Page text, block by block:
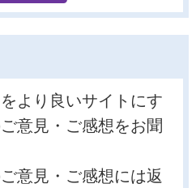
より良いサイトにす
意見・ご感想をお聞
意見・ご感想には返